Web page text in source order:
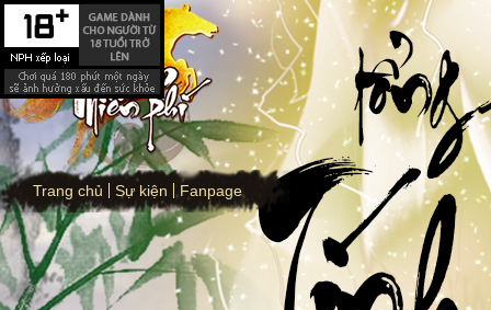
Trang chủ Sự kiện Fanpage